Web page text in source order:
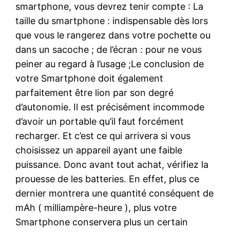
smartphone, vous devrez tenir compte : La
taille du smartphone : indispensable dès lors
que vous le rangerez dans votre pochette ou
dans un sacoche ; de l’écran : pour ne vous
peiner au regard à l’usage ;Le conclusion de
votre Smartphone doit également
parfaitement être lion par son degré
d’autonomie. Il est précisément incommode
d’avoir un portable qu’il faut forcément
recharger. Et c’est ce qui arrivera si vous
choisissez un appareil ayant une faible
puissance. Donc avant tout achat, vérifiez la
prouesse de les batteries. En effet, plus ce
dernier montrera une quantité conséquent de
mAh ( milliampère-heure ), plus votre
Smartphone conservera plus un certain